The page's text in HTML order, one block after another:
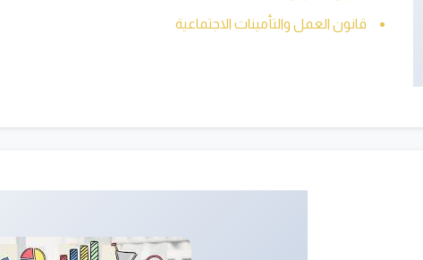
قانون العمل والتأمينات الاجتماعية